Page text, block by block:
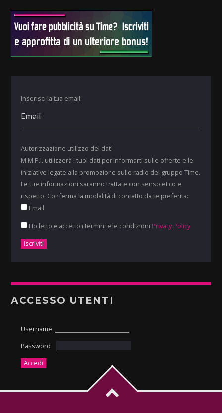
Inserisci la tua email:
Autorizzazione utilizzo dei dati
M.M.P.I. utilizzerà i tuoi dati per informarti sulle offerte e le
iniziative legate alla promozione sulle radio del gruppo Time.
Le tue informazioni saranno trattate con senso etico e
rispetto. Conferma la modalità di contatto da te preferita:
Email
Ho letto e accetto i termini e le condizioni Privacy Policy
ACCESSO UTENTI
Username
Password